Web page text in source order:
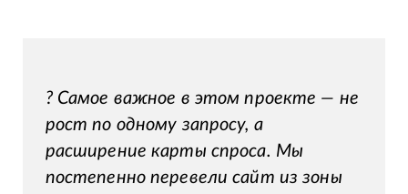
? Самое важное в этом проекте — не
рост по одному запросу, а
расширение карты спроса. Мы
постепенно перевели сайт из зоны